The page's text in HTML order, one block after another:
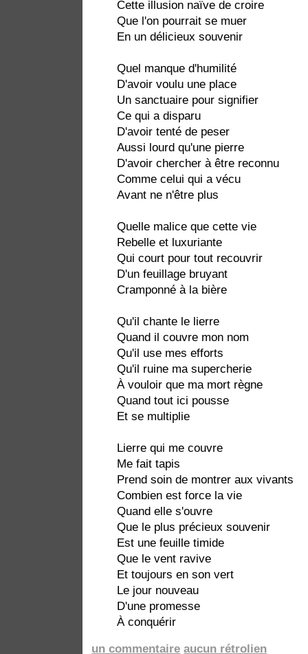
Cette illusion naïve de croire
Que l'on pourrait se muer
En un délicieux souvenir
Quel manque d'humilité
D'avoir voulu une place
Un sanctuaire pour signifier
Ce qui a disparu
D'avoir tenté de peser
Aussi lourd qu'une pierre
D'avoir chercher à être reconnu
Comme celui qui a vécu
Avant ne n'être plus
Quelle malice que cette vie
Rebelle et luxuriante
Qui court pour tout recouvrir
D'un feuillage bruyant
Cramponné à la bière
Qu'il chante le lierre
Quand il couvre mon nom
Qu'il use mes efforts
Qu'il ruine ma supercherie
À vouloir que ma mort règne
Quand tout ici pousse
Et se multiplie
Lierre qui me couvre
Me fait tapis
Prend soin de montrer aux vivants
Combien est force la vie
Quand elle s'ouvre
Que le plus précieux souvenir
Est une feuille timide
Que le vent ravive
Et toujours en son vert
Le jour nouveau
D'une promesse
À conquérir
un commentaire aucun rétrolien